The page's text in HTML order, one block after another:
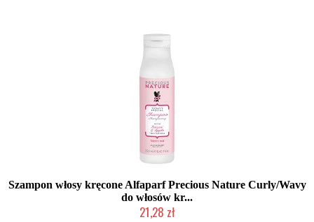
Szampon włosy kręcone Alfaparf Precious Nature Curly/Wavy
do włosów kr...
21,28 zł